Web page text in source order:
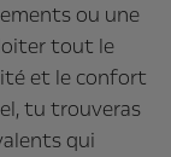
ou une
tout le
et le confort
tu trouveras
qui